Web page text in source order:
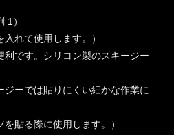
1）
れて使用します。）
です。シリコン製のスキージー
ーでは貼りにくい細かな作業に
貼る際に使用します。）